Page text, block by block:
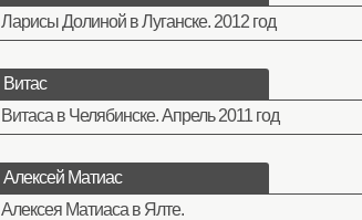
Ларисы Долиной в Луганске. 2012 год
Витас
Витаса в Челябинске. Апрель 2011 год
Алексей Матиас
Алексея Матиаса в Ялте.